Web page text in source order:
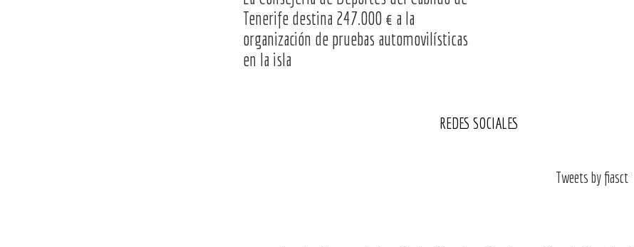
Tenerife destina 247.000 € a la
organización de pruebas automovilísticas
en la isla
REDES SOCIALES
Tweets by fiasct